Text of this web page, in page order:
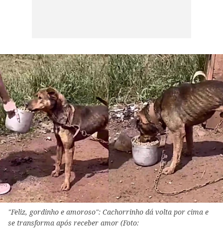
"Feliz, gordinho e amoroso": Cachorrinho dá volta por cima e
se transforma após receber amor (Foto: